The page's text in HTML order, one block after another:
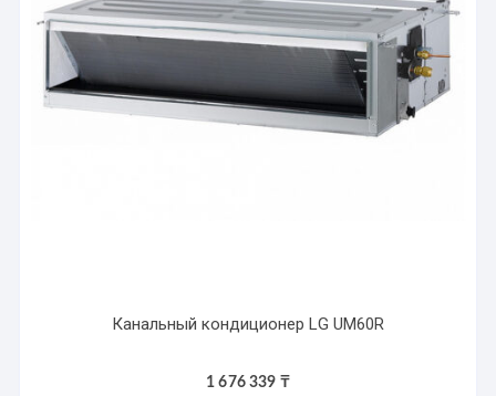
Канальный кондиционер LG UM60R
1 676 339 ₸